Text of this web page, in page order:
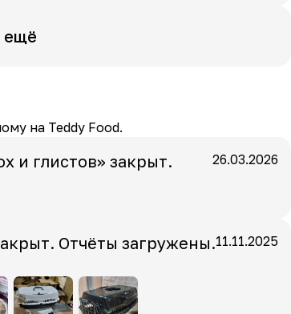
ещё
на Teddy Food.
и глистов» закрыт.
26.03.2026
Отчёты загружены.11.11.2025